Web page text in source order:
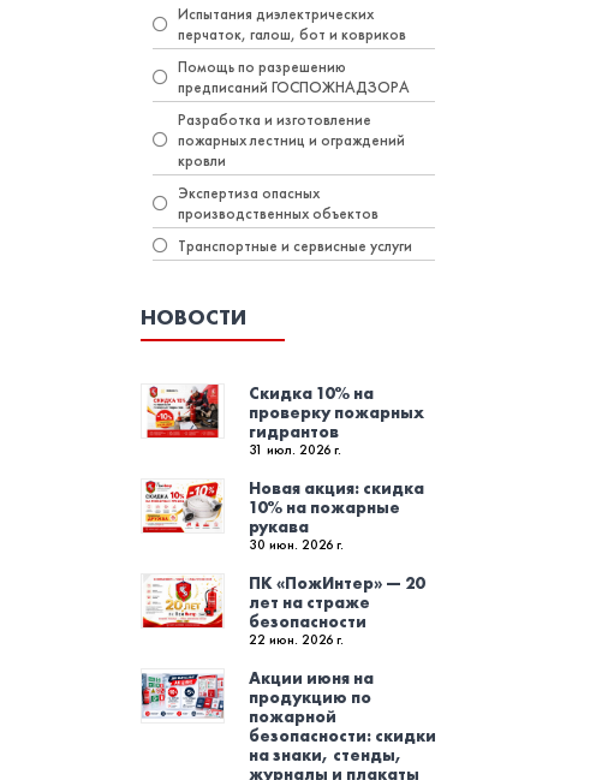
Испытания диэлектрических
перчаток, галош, бот и ковриков
Помощь по разрешению
предписаний ГОСПОЖНАДЗОРА
Разработка и изготовление
пожарных лестниц и ограждений
кровли
Экспертиза опасных
производственных объектов
Транспортные и сервисные услуги
НОВОСТИ
Скидка 10% на
проверку пожарных
гидрантов
31 июл. 2026 г.
Новая акция: скидка
10% на пожарные
рукава
30 июн. 2026 г.
ПК «ПожИнтер» — 20
лет на страже
безопасности
22 июн. 2026 г.
Акции июня на
продукцию по
пожарной
безопасности: скидки
на знаки, стенды,
журналы и плакаты